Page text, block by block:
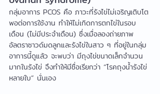
กลุ่มอาการ PCOS คือ ภาวะที่รังไข่ไม่เจริญเติบโต
พอต่อการใช้งาน ทำให้ไม่เกิดการตกไข่ในรอบ
เดือน (ไม่มีประจำเดือน) ซึ่งเมื่อลองถ่ายภาพ
อัลตราซาวด์มดลูกและรังไข่ในสาว ๆ ที่อยู่ในกลุ่ม
อาการนี้ดูแล้ว จะพบว่า มีถุงไข่ขนาดเล็กจำนวน
มากในรังไข่ จึงทำให้มีชื่อเรียกว่า “โรคถุงน้ำรังไข่
หลายใบ” นั่นเอง